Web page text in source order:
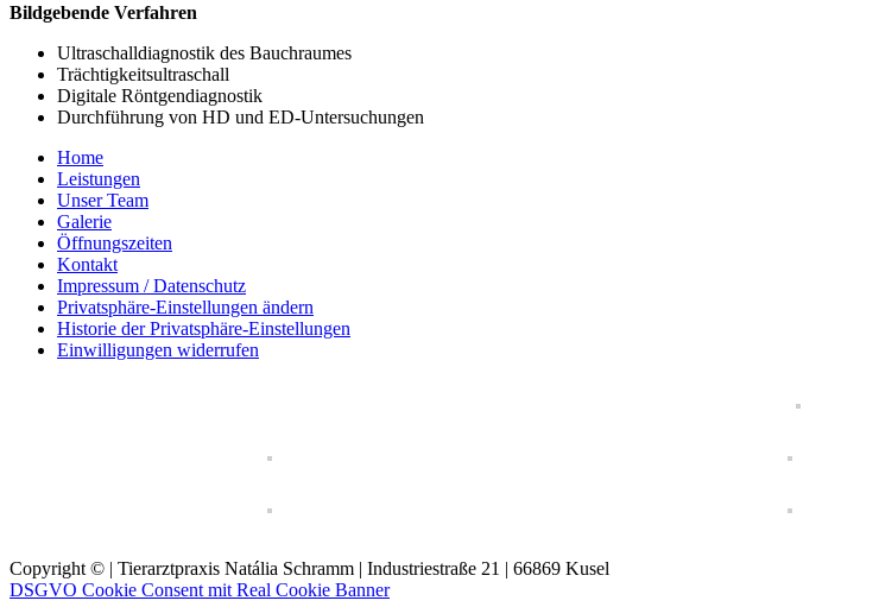
Bildgebende Verfahren
Ultraschalldiagnostik des Bauchraumes
Trächtigkeitsultraschall
Digitale Röntgendiagnostik
Durchführung von HD und ED-Untersuchungen
Home
Leistungen
Unser Team
Galerie
Öffnungszeiten
Kontakt
Impressum / Datenschutz
Privatsphäre-Einstellungen ändern
Historie der Privatsphäre-Einstellungen
Einwilligungen widerrufen
Copyright © | Tierarztpraxis Natália Schramm | Industriestraße 21 | 66869 Kusel
DSGVO Cookie Consent mit Real Cookie Banner